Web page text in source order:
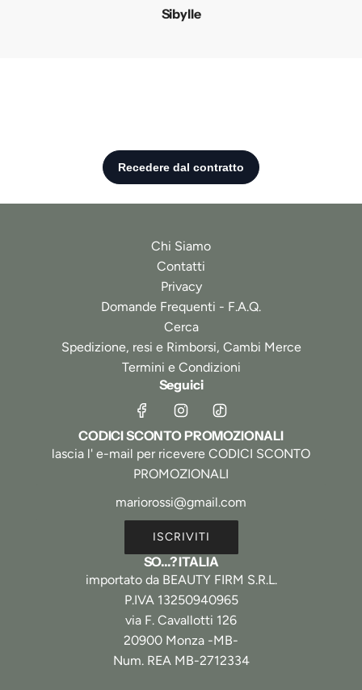
Sibylle
Chi Siamo
Contatti
Privacy
Domande Frequenti - F.A.Q.
Cerca
Spedizione, resi e Rimborsi, Cambi Merce
Termini e Condizioni
Seguici
CODICI SCONTO PROMOZIONALI
lascia l' e-mail per ricevere CODICI SCONTO
PROMOZIONALI
ISCRIVITI
SO...? ITALIA
importato da BEAUTY FIRM S.R.L.
P.IVA 13250940965
via F. Cavallotti 126
20900 Monza -MB-
Num. REA MB-2712334